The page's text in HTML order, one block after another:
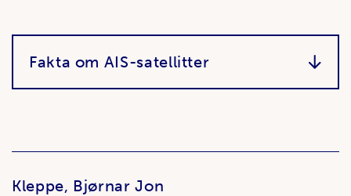
Fakta om AIS-satellitter
Kleppe, Bjørnar Jon